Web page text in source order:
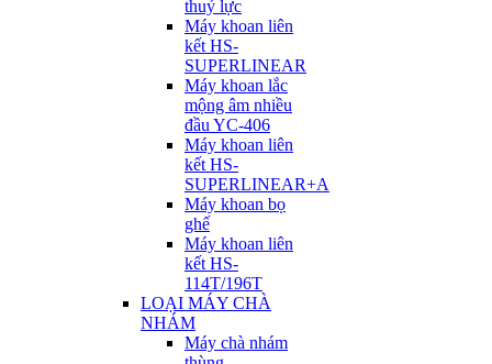
thuỷ lực
Máy khoan liên
kết HS-
SUPERLINEAR
Máy khoan lắc
mộng âm nhiều
đầu YC-406
Máy khoan liên
kết HS-
SUPERLINEAR+A
Máy khoan bọ
ghế
Máy khoan liên
kết HS-
114T/196T
LOẠI MÁY CHÀ
NHÁM
Máy chà nhám